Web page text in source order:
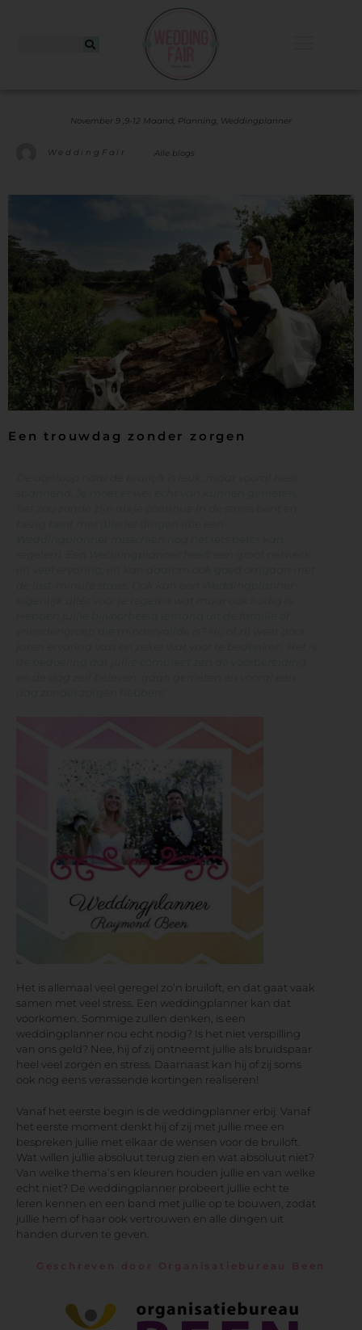
November 9 ,9-12 Maand, Planning, Weddingplanner
WeddingFair Alle blogs
Een trouwdag zonder zorgen
Het is allemaal veel geregel zo’n bruiloft, en dat gaat vaak
samen met veel stress. Een weddingplanner kan dat
voorkomen. Sommige zullen denken, is een
weddingplanner nou echt nodig? Is het niet verspilling
van ons geld? Nee, hij of zij ontneemt jullie als bruidspaar
heel veel zorgen en stress. Daarnaast kan hij of zij soms
ook nog eens verassende kortingen realiseren!
Vanaf het eerste begin is de weddingplanner erbij. Vanaf
het eerste moment denkt hij of zij met jullie mee en
bespreken jullie met elkaar de wensen voor de bruiloft.
Wat willen jullie absoluut terug zien en wat absoluut niet?
Van welke thema’s en kleuren houden jullie en van welke
echt niet? De weddingplanner probeert jullie echt te
leren kennen en een band met jullie op te bouwen, zodat
jullie hem of haar ook vertrouwen en alle dingen uit
handen durven te geven.
Geschreven door Organisatiebureau Been